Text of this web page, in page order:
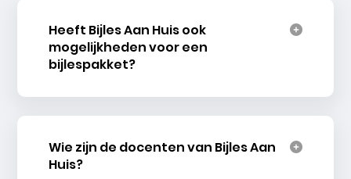
Heeft Bijles Aan Huis ook
mogelijkheden voor een
bijlespakket?
Wie zijn de docenten van Bijles Aan
Huis?